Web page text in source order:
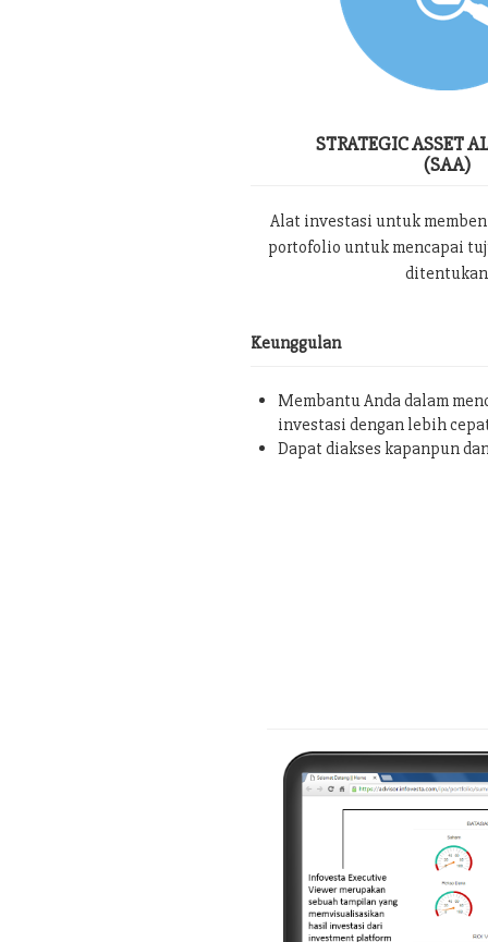
STRATEGIC ASSET
(SAA)
Alat investasi untuk
portofolio untuk mencapai
ditentukan
Keunggulan
Membantu Anda dalam
investasi dengan lebih
Dapat diakses kapanpun